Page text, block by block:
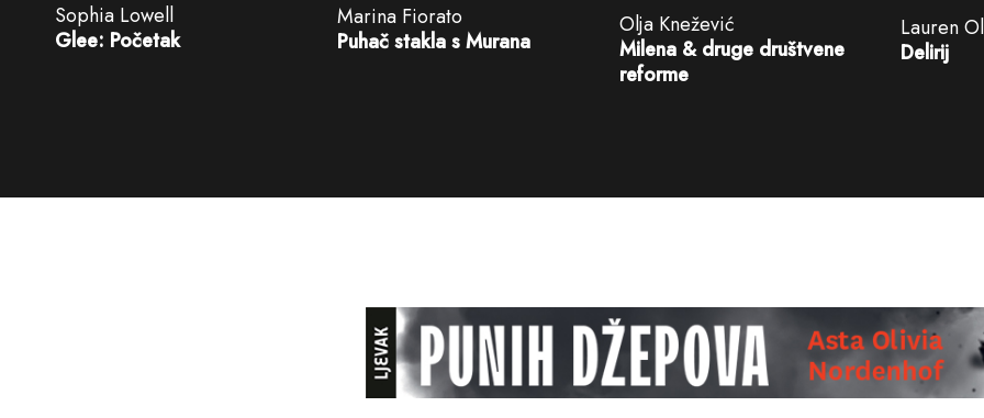
Sophia Lowell
Glee: Početak
Marina Fiorato
Puhač stakla s Murana
Olja Knežević
Milena & druge društvene
reforme
Lauren
Delirij